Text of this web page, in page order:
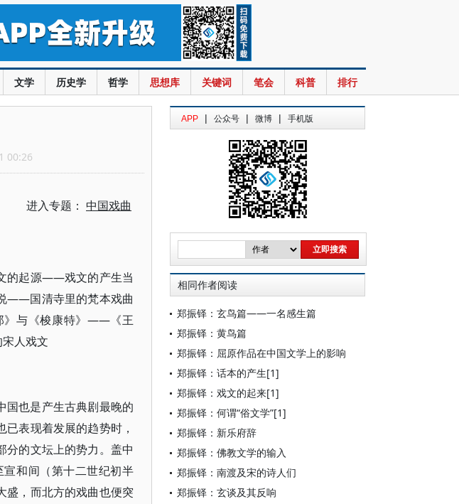
文学 历史学 哲学 思想库 关键词 笔会 科普 排行
00:26
进入专题： 中国戏曲
的起源——戏文的产生当
——国清寺里的梵本戏曲
与《梭康特》——《王
人戏文
国也是产生古典剧最晚的
表现着发展的趋势时，
分的文坛上的势力。盖中
和间（第十二世纪初半
盛，而北方的戏曲也便突
APP | 公众号 | 微博 | 手机版
相同作者阅读
郑振铎：玄鸟篇——一名感生篇
郑振铎：黄鸟篇
郑振铎：屈原作品在中国文学上的影响
郑振铎：话本的产生[1]
郑振铎：戏文的起来[1]
郑振铎：何谓“俗文学”[1]
郑振铎：新乐府辞
郑振铎：佛教文学的输入
郑振铎：南渡及宋的诗人们
郑振铎：玄谈及其反响